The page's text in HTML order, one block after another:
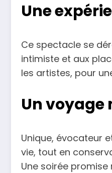
Une
Ce spectacle se
intimiste et aux
les artistes, pour
Un
Unique, évocateur
vie, tout en
Une soirée